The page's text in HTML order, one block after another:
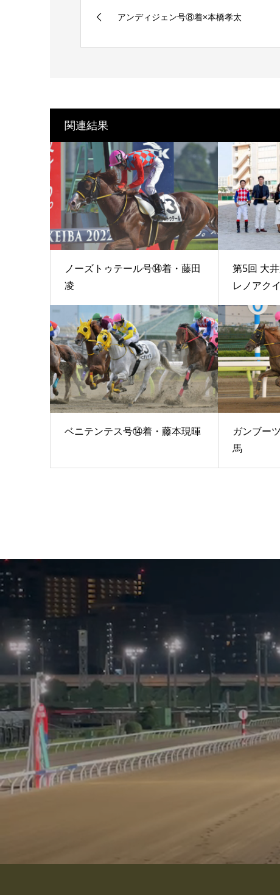
アンディジェン号⑧着×本橋孝太
関連結果
ノーズトゥテール号⑭着・藤田
凌
第5回 大
レノアク
ベニテンテス号⑭着・藤本現暉
ガンブー
馬